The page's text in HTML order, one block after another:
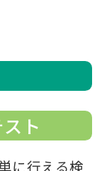
ト
に行える検